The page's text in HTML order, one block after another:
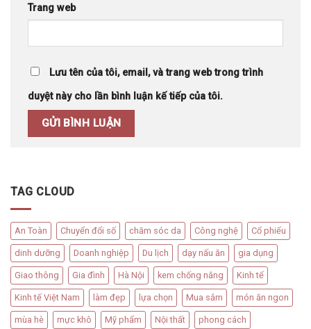
Trang web
Lưu tên của tôi, email, và trang web trong trình
duyệt này cho lần bình luận kế tiếp của tôi.
TAG CLOUD
An Toàn Chuyển đổi số chăm sóc da Công nghệ Cổ phiếu
dinh dưỡng Doanh nghiệp Du lịch dạy nấu ăn gia dụng
Giao thông Gia đình Hà Nội kem chống nắng Kinh tế
Kinh tế Việt Nam làm đẹp lựa chọn Mua sắm món ăn ngon
mùa hè mực khô Mỹ phẩm Nội thất phong cách